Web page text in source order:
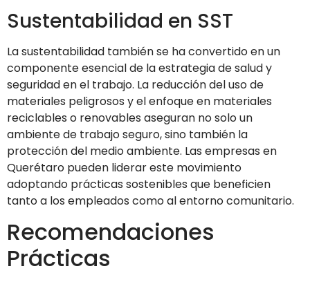
Sustentabilidad en SST
La sustentabilidad también se ha convertido en un
componente esencial de la estrategia de salud y
seguridad en el trabajo. La reducción del uso de
materiales peligrosos y el enfoque en materiales
reciclables o renovables aseguran no solo un
ambiente de trabajo seguro, sino también la
protección del medio ambiente. Las empresas en
Querétaro pueden liderar este movimiento
adoptando prácticas sostenibles que beneficien
tanto a los empleados como al entorno comunitario.
Recomendaciones
Prácticas